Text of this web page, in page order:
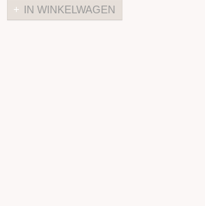
IN WINKELWAGEN